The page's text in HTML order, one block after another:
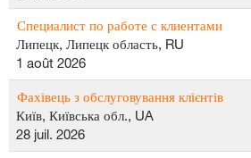
Специалист по работе с клиентами
Липецк, Липецк область, RU
1 août 2026
Фахівець з обслуговування клієнтів
Київ, Київська обл., UA
28 juil. 2026